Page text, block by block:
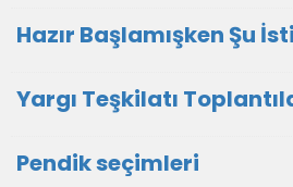
Hazır Başlamışken Şu
Yargı Teşkilatı
Pendik seçimleri